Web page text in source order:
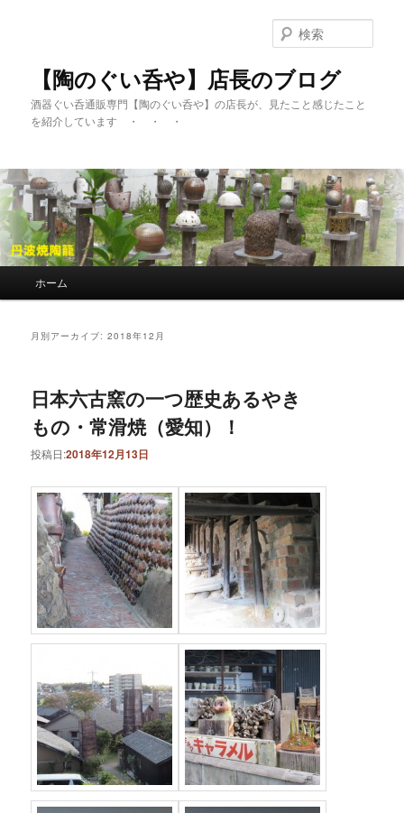
【陶のぐい呑や】店長のブログ
酒器ぐい呑通販専門【陶のぐい呑や】の店長が、見たこと感じたこと
を紹介しています ・ ・ ・
索
メインコンテンツへ移動
サブコンテンツへ移動
ホーム
月別アーカイブ:2018年12月
日本六古窯の一つ歴史あるやき
もの・常滑焼（愛知）！
投稿日:2018年12月13日